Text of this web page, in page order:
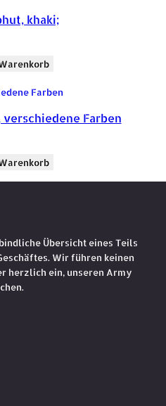
khaki;
verschiedene Farben
Übersicht eines Teils
Wir führen keinen
herzlich ein, unseren Army